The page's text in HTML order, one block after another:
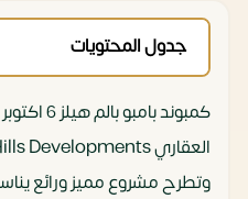
جدول المحتويات
كمبوند
وتطرح مشروع مميز ورائع